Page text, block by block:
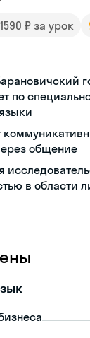
₽ за урок
по
общение
в области